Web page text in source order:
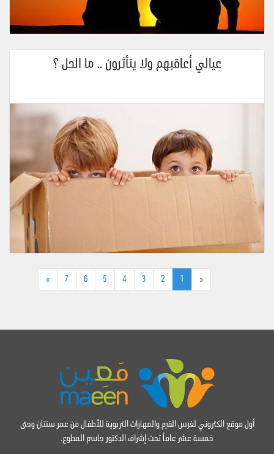
عيالي أعاقبهم ولا يتأثرون .. ما الحل ؟
«
1
2
3
4
5
6
7
»
أول موقع الكتروني لغرس القيم والمهارات التربوية للأطفال من عمر سنتان وحتى
خمسة عشر عاماً تحت إشراف الدكتور جاسم المطوع.